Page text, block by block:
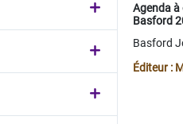
Agenda
Basford
Basford
Éditeur :